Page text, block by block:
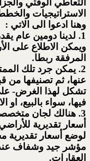
التعاطي الوقتي
الاستراتيجيات
وهنا ادعوا الى الاتي :
1. لدينا دومين عام
ويمكن الاطلاع على
المرفقة ربطا.
2. يمكن جرد تلك
عنها، ثم تصنيفها من
تشكل لهذا الغرض-
فيها، سواء بالبيع، او
3. هنالك لجان
أسعار تقديرية
لوضع أسعار
مؤشر جيد وشفاف عند
العقارات.